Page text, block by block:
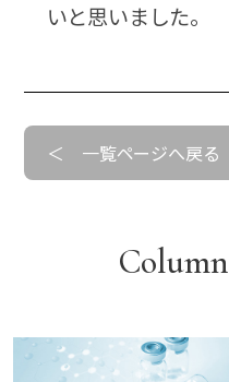
いと思いました。
＜ 一覧ページへ戻る
Column